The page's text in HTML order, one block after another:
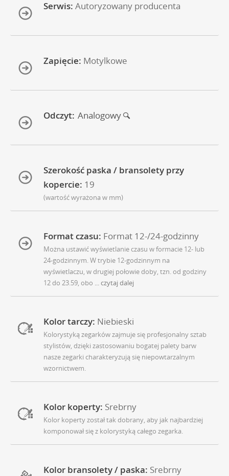
Serwis: Autoryzowany producenta
Zapięcie: Motylkowe
Odczyt: Analogowy
Szerokość paska / bransolety przy
kopercie: 19
(wartość wyrażona w mm)
Format czasu: Format 12-/24-godzinny
Można ustawić wyświetlanie czasu w formacie 12- lub
24-godzinnym. W trybie 12-godzinnym na
wyświetlaczu, w drugiej połowie doby, tzn. od godziny
12 do 23.59, obo ... czytaj dalej
Kolor tarczy: Niebieski
Kolorystyką zegarków zajmuje się profesjonalny sztab
stylistów, dzięki zastosowaniu bogatej palety barw
nasze zegarki charakteryzują się niepowtarzalnym
wzornictwem.
Kolor koperty: Srebrny
Kolor koperty został tak dobrany, aby jak najbardziej
komponował się z kolorystyką całego zegarka.
Kolor bransolety / paska: Srebrny